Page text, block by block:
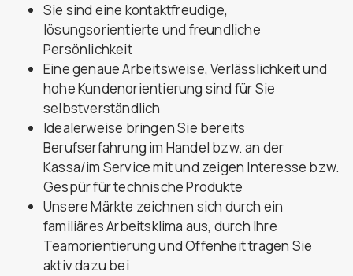
Sie sind eine kontaktfreudige,
lösungsorientierte und freundliche
Persönlichkeit
Eine genaue Arbeitsweise, Verlässlichkeit und
hohe Kundenorientierung sind für Sie
selbstverständlich
Idealerweise bringen Sie bereits
Berufserfahrung im Handel bzw. an der
Kassa/im Service mit und zeigen Interesse bzw.
Gespür für technische Produkte
Unsere Märkte zeichnen sich durch ein
familiäres Arbeitsklima aus, durch Ihre
Teamorientierung und Offenheit tragen Sie
aktiv dazu bei